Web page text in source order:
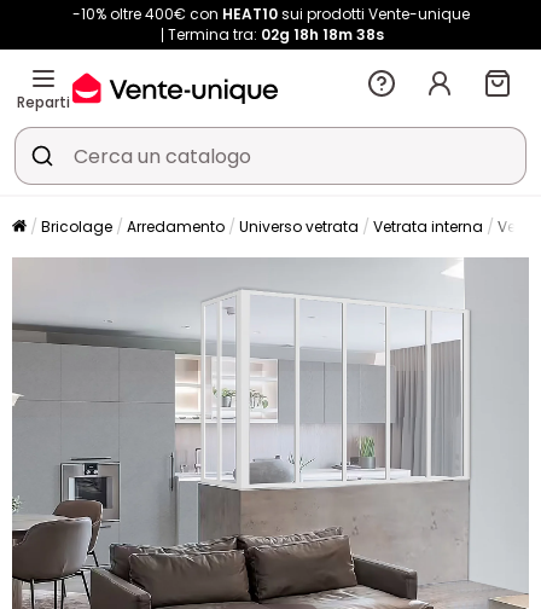
-10% oltre 400€ con HEAT10sui prodotti Vente-unique
Termina tra: 02g 18h 18m38s
Reparti
Bricolage Arredamento Universo vetrata Vetrata interna